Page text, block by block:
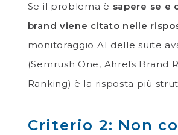
Se il problema è sapere se e
brand viene citato nelle
monitoraggio AI delle suite
(Semrush One, Ahrefs Brand
Ranking) è la risposta più
Criterio 2: Non